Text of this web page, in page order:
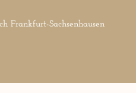
Frankfurt-Sachsenhausen